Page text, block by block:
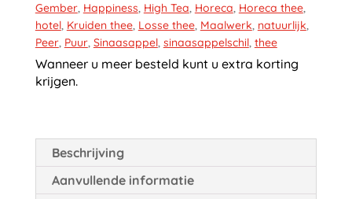
Gember, Happiness, High Tea, Horeca, Horeca thee,
hotel, Kruiden thee, Losse thee, Maalwerk, natuurlijk,
Peer, Puur, Sinaasappel, sinaasappelschil, thee
Wanneer u meer besteld kunt u extra korting
krijgen.
Beschrijving
Aanvullende informatie